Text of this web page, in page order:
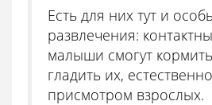
Есть для них тут и
развлечения:
малыши смогут
гладить их,
присмотром взрослых.